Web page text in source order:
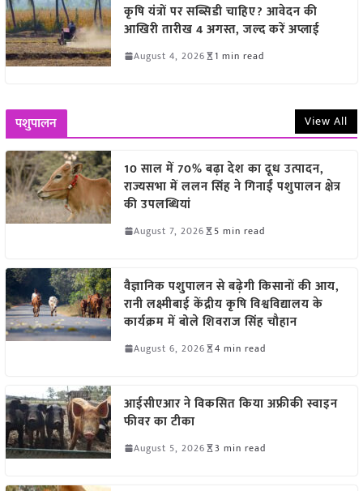
कृषि यंत्रों पर सब्सिडी चाहिए? आवेदन की
आखिरी तारीख 4 अगस्त, जल्द करें अप्लाई
August 4, 2026 1 min read
पशुपालन View All
10 साल में 70% बढ़ा देश का दूध उत्पादन,
राज्यसभा में ललन सिंह ने गिनाईं पशुपालन क्षेत्र
की उपलब्धियां
August 7, 2026 5 min read
वैज्ञानिक पशुपालन से बढ़ेगी किसानों की आय,
रानी लक्ष्मीबाई केंद्रीय कृषि विश्वविद्यालय के
कार्यक्रम में बोले शिवराज सिंह चौहान
August 6, 2026 4 min read
आईसीएआर ने विकसित किया अफ्रीकी स्वाइन
फीवर का टीका
August 5, 2026 3 min read